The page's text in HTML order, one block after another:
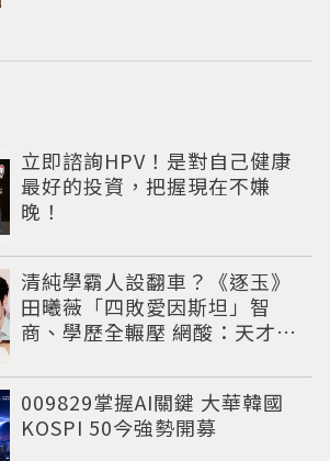
立即諮詢HPV！是對自己健康
最好的投資，把握現在不嫌
晚！
清純學霸人設翻車？《逐玉》
田曦薇「四敗愛因斯坦」智
商、學歷全輾壓 網酸：天才全
009829掌握AI關鍵 大華韓國
KOSPI 50今強勢開募